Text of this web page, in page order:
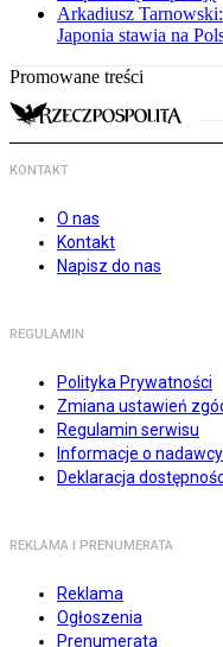
Arkadiusz
Japonia stawia na
Promowane treści
KONTAKT
O nas
Kontakt
Napisz do nas
REGULAMIN
Polityka Prywatności
Zmiana ustawień
Regulamin serwisu
Informacje o nadawcy
Deklaracja
REKLAMA I PRENUMERATA
Reklama
Ogłoszenia
Prenumerata